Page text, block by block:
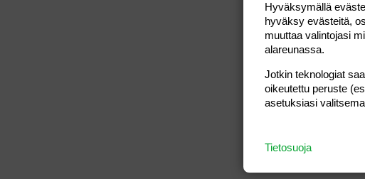
Hyväksymällä
hyväksy evästeitä,
muuttaa valintojasi
alareunassa.
Jotkin teknologiat
oikeutettu peruste
asetuksiasi
Tietosuoja